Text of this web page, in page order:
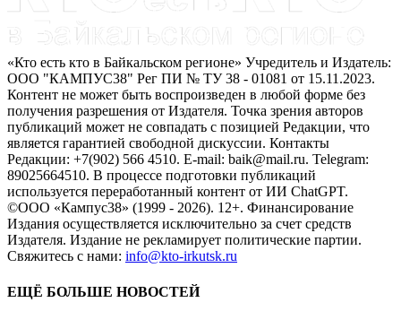
«Кто есть кто в Байкальском регионе» Учредитель и Издатель:
ООО "КАМПУС38" Рег ПИ № ТУ 38 - 01081 от 15.11.2023.
Контент не может быть воспроизведен в любой форме без
получения разрешения от Издателя. Точка зрения авторов
публикаций может не совпадать с позицией Редакции, что
является гарантией свободной дискуссии. Контакты
Редакции: +7(902) 566 4510. E-mail: baik@mail.ru. Telegram:
89025664510. В процессе подготовки публикаций
используется переработанный контент от ИИ ChatGPT.
©ООО «Кампус38» (1999 - 2026). 12+. Финансирование
Издания осуществляется исключительно за счет средств
Издателя. Издание не рекламирует политические партии.
Свяжитесь с нами: info@kto-irkutsk.ru
ЕЩЁ БОЛЬШЕ НОВОСТЕЙ